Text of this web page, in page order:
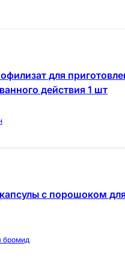
для
действия 1 шт
с порошоком
бромид